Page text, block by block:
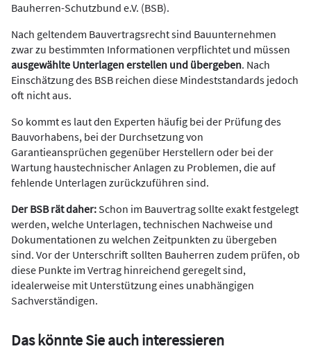
Bauherren-Schutzbund e.V. (BSB).
Nach geltendem Bauvertragsrecht sind Bauunternehmen
zwar zu bestimmten Informationen verpflichtet und müssen
ausgewählte Unterlagen erstellen und übergeben. Nach
Einschätzung des BSB reichen diese Mindeststandards jedoch
oft nicht aus.
So kommt es laut den Experten häufig bei der Prüfung des
Bauvorhabens, bei der Durchsetzung von
Garantieansprüchen gegenüber Herstellern oder bei der
Wartung haustechnischer Anlagen zu Problemen, die auf
fehlende Unterlagen zurückzuführen sind.
Der BSB rät daher: Schon im Bauvertrag sollte exakt festgelegt
werden, welche Unterlagen, technischen Nachweise und
Dokumentationen zu welchen Zeitpunkten zu übergeben
sind. Vor der Unterschrift sollten Bauherren zudem prüfen, ob
diese Punkte im Vertrag hinreichend geregelt sind,
idealerweise mit Unterstützung eines unabhängigen
Sachverständigen.
Das könnte Sie auch interessieren